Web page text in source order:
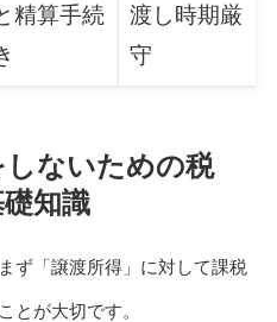
精算手続
渡し時期厳
守
ないための税
知識
ず「譲渡所得」に対して課税
とが大切です。